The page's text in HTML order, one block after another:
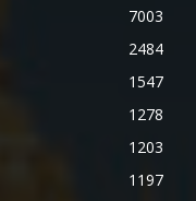
7003
2484
1547
1278
1203
1197